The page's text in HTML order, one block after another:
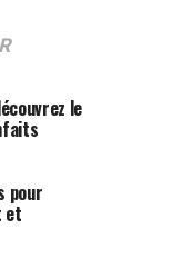
le
pour
et